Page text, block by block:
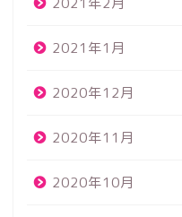
2021年1月
2020年12月
2020年11月
2020年10月